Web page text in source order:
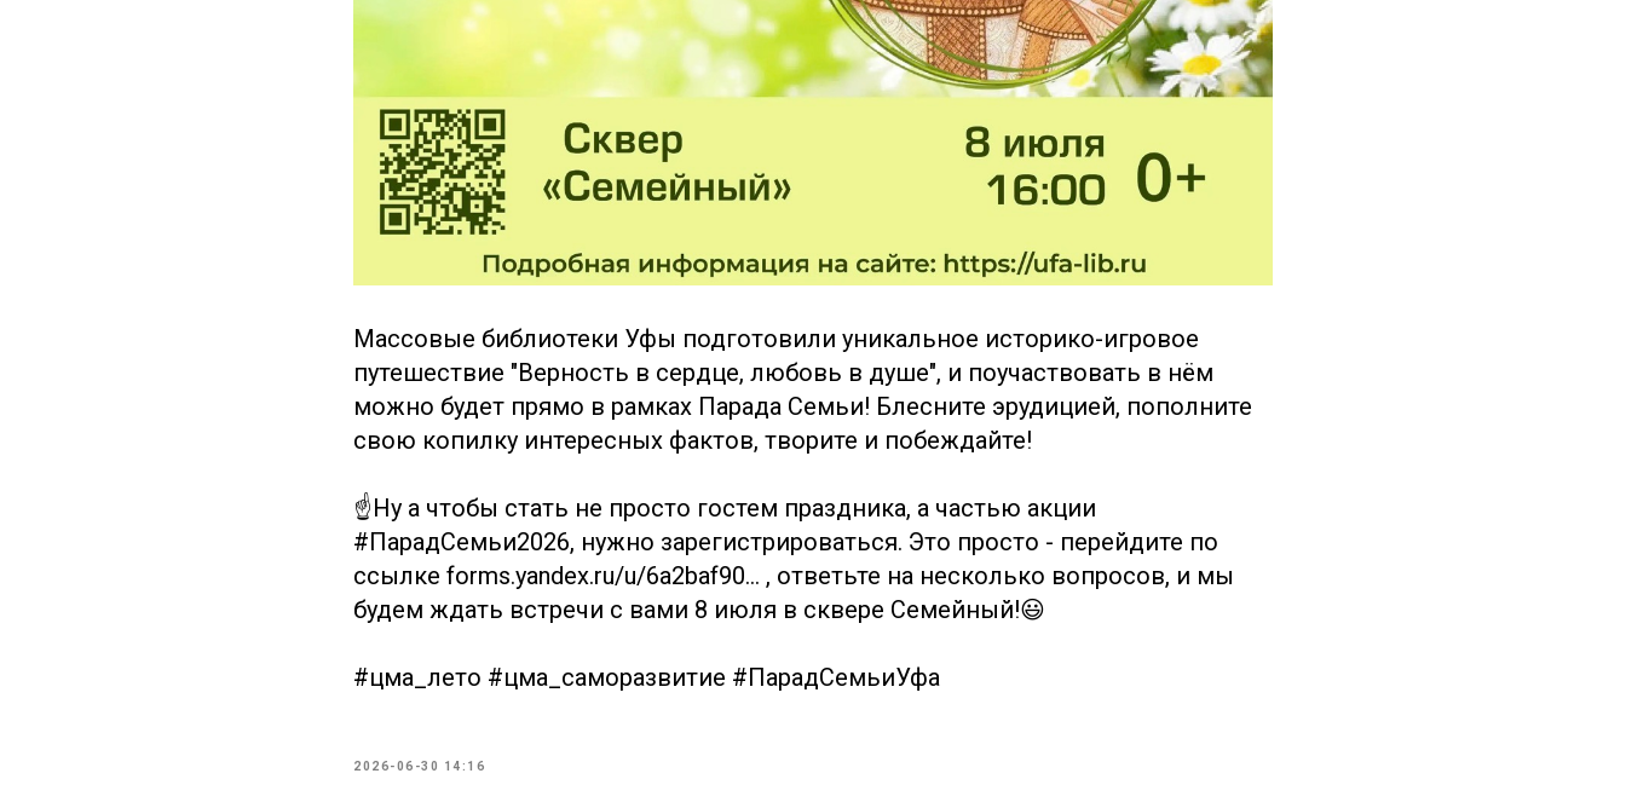
Массовые библиотеки Уфы подготовили уникальное историко-игровое
путешествие "Верность в сердце, любовь в душе", и поучаствовать в нём
можно будет прямо в рамках Парада Семьи! Блесните эрудицией, пополните
свою копилку интересных фактов, творите и побеждайте!
☝Ну а чтобы стать не просто гостем праздника, а частью акции
#ПарадСемьи2026, нужно зарегистрироваться. Это просто - перейдите по
ссылке forms.yandex.ru/u/6a2baf90... , ответьте на несколько вопросов, и мы
будем ждать встречи с вами 8 июля в сквере Семейный!😃
#цма_лето #цма_саморазвитие #ПарадСемьиУфа
2026-06-30 14:16